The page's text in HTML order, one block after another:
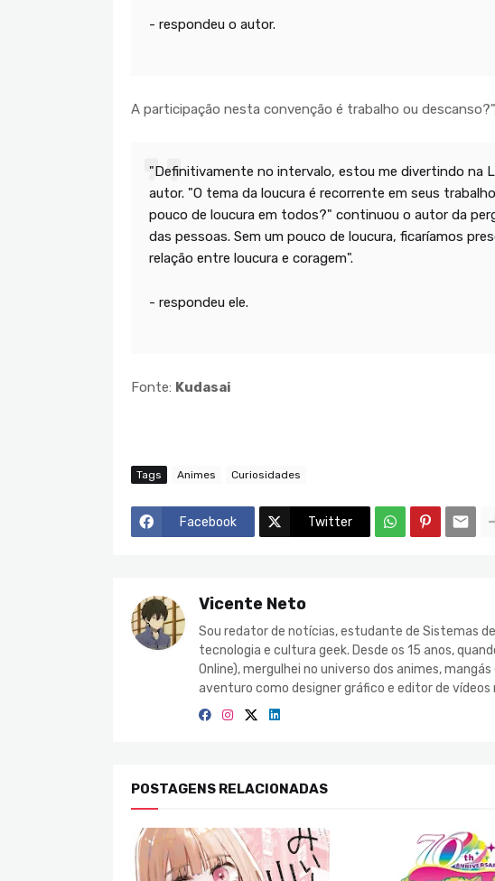
- respondeu o autor.
A participação nesta convenção é trabalho ou
"Definitivamente no intervalo, estou me divertindo na
autor. "O tema da loucura é recorrente em seus
pouco de loucura em todos?" continuou o autor da
das pessoas. Sem um pouco de loucura, ficaríamos
relação entre loucura e coragem".
- respondeu ele.
Fonte: Kudasai
Tags Animes Curiosidades
Facebook Twitter
Vicente Neto
Sou redator de notícias, estudante de Sistemas
tecnologia e cultura geek. Desde os 15 anos,
Online), mergulhei no universo dos animes,
aventuro como designer gráfico e editor de vídeos
POSTAGENS RELACIONADAS